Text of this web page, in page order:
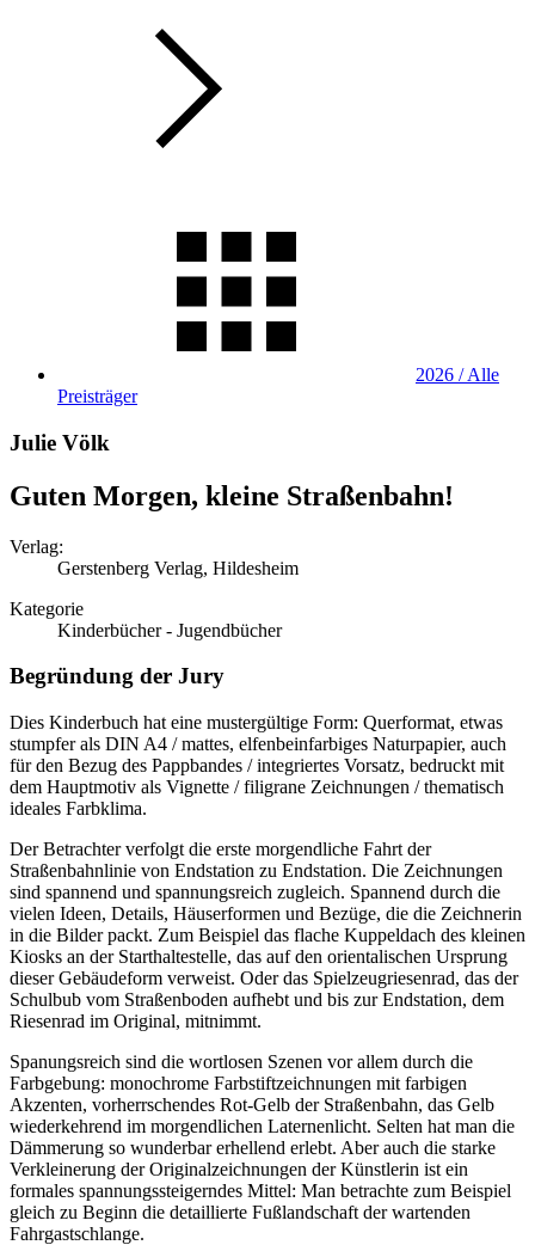
2026 / Alle
Preisträger
Julie Völk
Guten Morgen, kleine Straßenbahn!
Verlag:
Gerstenberg Verlag, Hildesheim
Kategorie
Kinderbücher - Jugendbücher
Begründung der Jury
Dies Kinderbuch hat eine mustergültige Form: Querformat, etwas
stumpfer als DIN A4 / mattes, elfenbeinfarbiges Naturpapier, auch
für den Bezug des Pappbandes / integriertes Vorsatz, bedruckt mit
dem Hauptmotiv als Vignette / filigrane Zeichnungen / thematisch
ideales Farbklima.
Der Betrachter verfolgt die erste morgendliche Fahrt der
Straßenbahnlinie von Endstation zu Endstation. Die Zeichnungen
sind spannend und spannungsreich zugleich. Spannend durch die
vielen Ideen, Details, Häuserformen und Bezüge, die die Zeichnerin
in die Bilder packt. Zum Beispiel das flache Kuppeldach des kleinen
Kiosks an der Starthaltestelle, das auf den orientalischen Ursprung
dieser Gebäudeform verweist. Oder das Spielzeugriesenrad, das der
Schulbub vom Straßenboden aufhebt und bis zur Endstation, dem
Riesenrad im Original, mitnimmt.
Spanungsreich sind die wortlosen Szenen vor allem durch die
Farbgebung: monochrome Farbstiftzeichnungen mit farbigen
Akzenten, vorherrschendes Rot-Gelb der Straßenbahn, das Gelb
wiederkehrend im morgendlichen Laternenlicht. Selten hat man die
Dämmerung so wunderbar erhellend erlebt. Aber auch die starke
Verkleinerung der Originalzeichnungen der Künstlerin ist ein
formales spannungssteigerndes Mittel: Man betrachte zum Beispiel
gleich zu Beginn die detaillierte Fußlandschaft der wartenden
Fahrgastschlange.